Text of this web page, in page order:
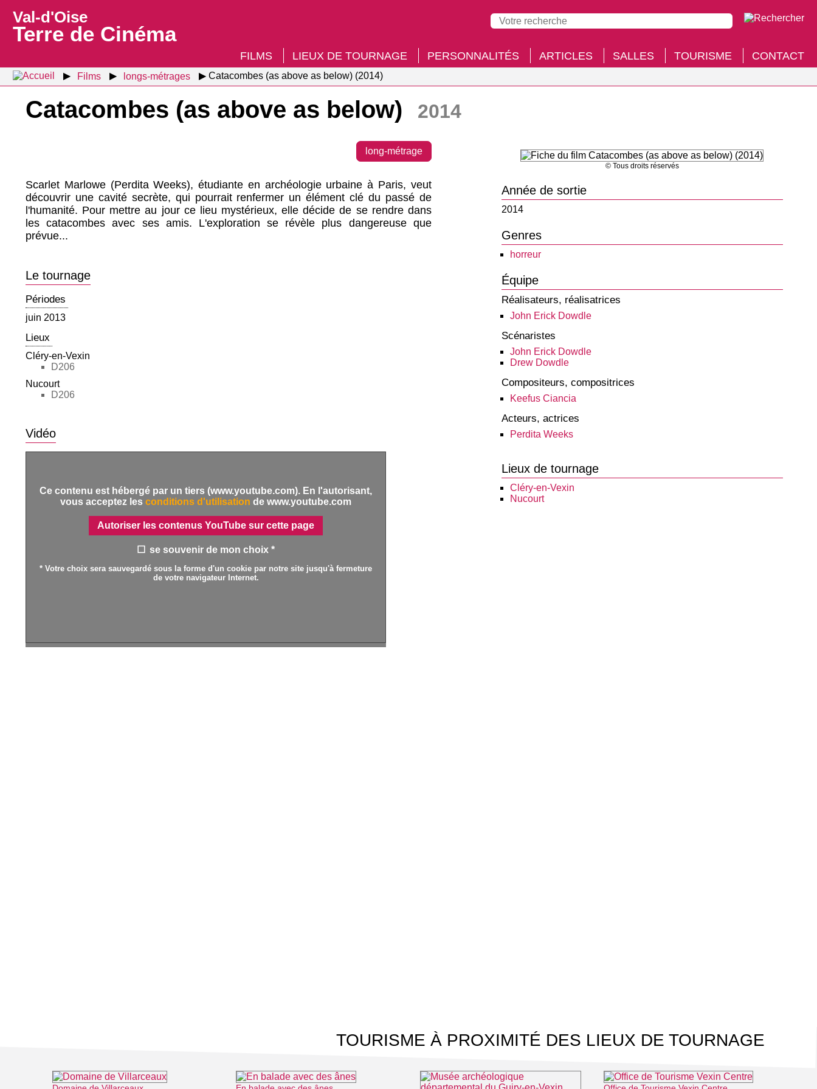
Val-d'Oise
Terre de Cinéma
FILMS LIEUX DE TOURNAGE PERSONNALITÉS ARTICLES SALLES TOURISME CONTACT
Films longs-métrages Catacombes (as above as below) (2014)
Catacombes (as above as below) 2014
long-métrage
Scarlet Marlowe (Perdita Weeks), étudiante en archéologie urbaine à Paris, veut
découvrir une cavité secrète, qui pourrait renfermer un élément clé du passé de
l'humanité. Pour mettre au jour ce lieu mystérieux, elle décide de se rendre dans
les catacombes avec ses amis. L'exploration se révèle plus dangereuse que
prévue...
Le tournage
Périodes
juin 2013
Lieux
Cléry-en-Vexin
D206
Nucourt
D206
Vidéo
Ce contenu est hébergé par un tiers (www.youtube.com). En l'autorisant,
vous acceptez les conditions d'utilisation de www.youtube.com
Autoriser les contenus YouTube sur cette page
se souvenir de mon choix *
* Votre choix sera sauvegardé sous la forme d'un cookie par notre site jusqu'à fermeture
de votre navigateur Internet.
© Tous droits réservés
Année de sortie
2014
Genres
horreur
Équipe
Réalisateurs, réalisatrices
John Erick Dowdle
Scénaristes
John Erick Dowdle
Drew Dowdle
Compositeurs, compositrices
Keefus Ciancia
Acteurs, actrices
Perdita Weeks
Lieux de tournage
Cléry-en-Vexin
Nucourt
TOURISME À PROXIMITÉ DES LIEUX DE TOURNAGE